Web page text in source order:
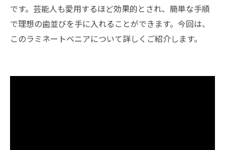
です。芸能人も愛用するほど効果的とされ、簡単な手順
で理想の歯並びを手に入れることができます。今回は、
このラミネートベニアについて詳しくご紹介します。